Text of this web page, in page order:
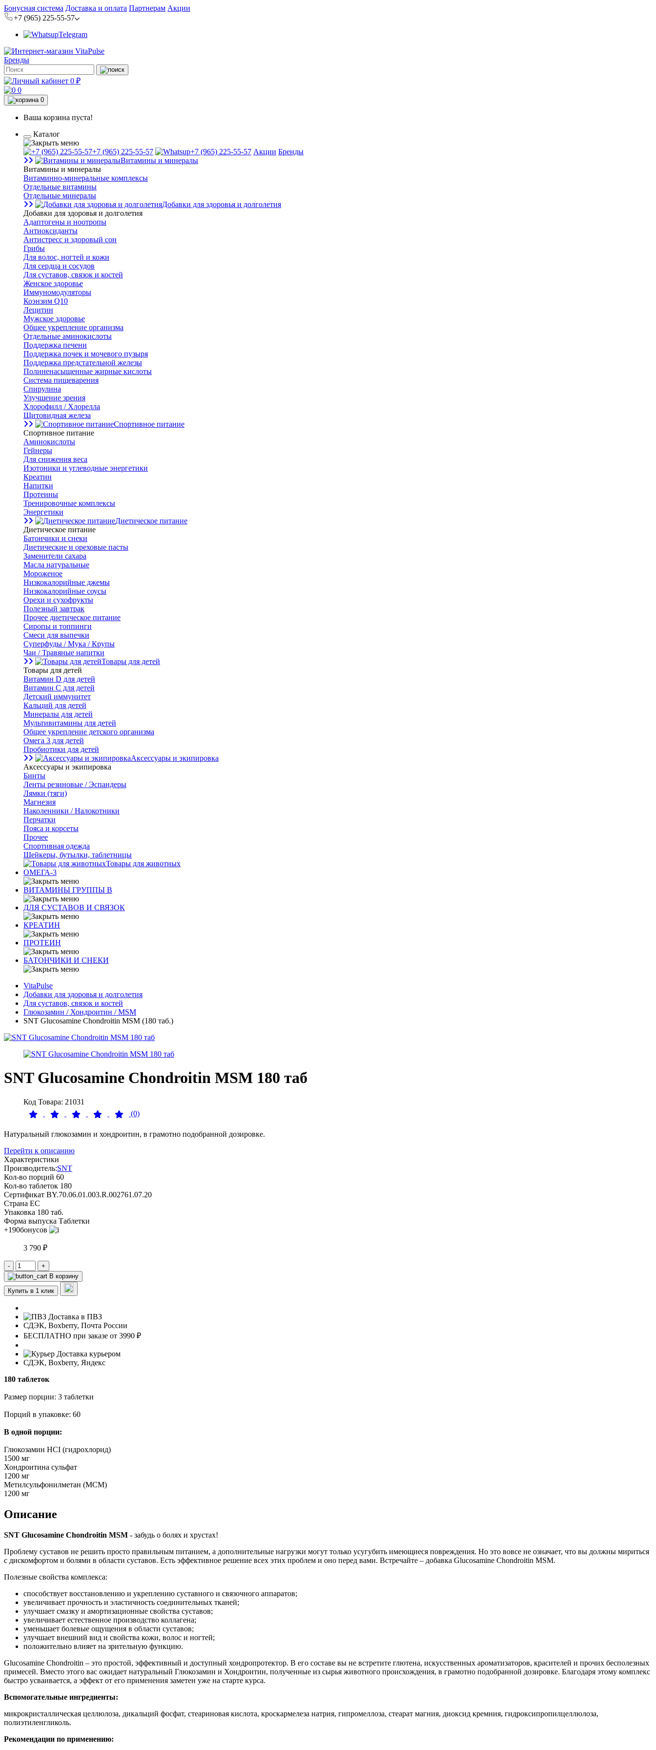
Бонусная система Доставка и оплата Партнерам Акции
+7 (965) 225-55-57
Telegram
Бренды
0 ₽
0
0
Ваша корзина пуста!
Каталог
+7 (965) 225-55-57 +7 (965) 225-55-57 Акции Бренды
Витамины и минералы
Витамины и минералы
Витаминно-минеральные комплексы
Отдельные витамины
Отдельные минералы
Добавки для здоровья и долголетия
Добавки для здоровья и долголетия
Адаптогены и ноотропы
Антиоксиданты
Антистресс и здоровый сон
Грибы
Для волос, ногтей и кожи
Для сердца и сосудов
Для суставов, связок и костей
Женское здоровье
Иммуномодуляторы
Коэнзим Q10
Лецитин
Мужское здоровье
Общее укрепление организма
Отдельные аминокислоты
Поддержка печени
Поддержка почек и мочевого пузыря
Поддержка предстательной железы
Полиненасыщенные жирные кислоты
Система пищеварения
Спирулина
Улучшение зрения
Хлорофилл / Хлорелла
Щитовидная железа
Спортивное питание
Спортивное питание
Аминокислоты
Гейнеры
Для снижения веса
Изотоники и углеводные энергетики
Креатин
Напитки
Протеины
Тренировочные комплексы
Энергетики
Диетическое питание
Диетическое питание
Батончики и снеки
Диетические и ореховые пасты
Заменители сахара
Масла натуральные
Мороженое
Низкокалорийные джемы
Низкокалорийные соусы
Орехи и сухофрукты
Полезный завтрак
Прочее диетическое питание
Сиропы и топпинги
Смеси для выпечки
Суперфуды / Мука / Крупы
Чаи / Травяные напитки
Товары для детей
Товары для детей
Витамин D для детей
Витамин С для детей
Детский иммунитет
Кальций для детей
Минералы для детей
Мультивитамины для детей
Общее укрепление детского организма
Омега 3 для детей
Пробиотики для детей
Аксессуары и экипировка
Аксессуары и экипировка
Бинты
Ленты резиновые / Эспандеры
Лямки (тяги)
Магнезия
Наколенники / Налокотники
Перчатки
Пояса и корсеты
Прочее
Спортивная одежда
Шейкеры, бутылки, таблетницы
Товары для животных
ОМЕГА-3
ВИТАМИНЫ ГРУППЫ В
ДЛЯ СУСТАВОВ И СВЯЗОК
КРЕАТИН
ПРОТЕИН
БАТОНЧИКИ И СНЕКИ
VitaPulse
Добавки для здоровья и долголетия
Для суставов, связок и костей
Глюкозамин / Хондроитин / MSM
SNT Glucosamine Chondroitin MSM (180 таб.)
SNT Glucosamine Chondroitin MSM 180 таб
Код Товара: 21031
(0)
Натуральный глюкозамин и хондроитин, в грамотно подобранной дозировке.
Перейти к описанию
Характеристики
Производитель:SNT
Кол-во порций 60
Кол-во таблеток 180
Сертификат BY.70.06.01.003.R.002761.07.20
Страна ЕС
Упаковка 180 таб.
Форма выпуска Таблетки
+190бонусов
3 790 ₽
-
+
В корзину
Купить в 1 клик
Доставка в ПВЗ
СДЭК, Boxberry, Почта России
БЕСПЛАТНО при заказе от 3990 ₽
Доставка курьером
СДЭК, Boxberry, Яндекс
180 таблеток
Размер порции: 3 таблетки
Порций в упаковке: 60
В одной порции:
Глюкозамин HCI (гидрохлорид)
1500 мг
Хондроитина сульфат
1200 мг
Метилсульфонилметан (МСМ)
1200 мг
Описание
SNT Glucosamine Chondroitin MSM - забудь о болях и хрустах!
Проблему суставов не решить просто правильным питанием, а дополнительные нагрузки могут только усугубить имеющиеся повреждения. Но это вовсе не означает, что вы должны мириться
с дискомфортом и болями в области суставов. Есть эффективное решение всех этих проблем и оно перед вами. Встречайте – добавка Glucosamine Chondroitin MSM.
Полезные свойства комплекса:
способствует восстановлению и укреплению суставного и связочного аппаратов;
увеличивает прочность и эластичность соединительных тканей;
улучшает смазку и амортизационные свойства суставов;
увеличивает естественное производство коллагена;
уменьшает болевые ощущения в области суставов;
улучшает внешний вид и свойства кожи, волос и ногтей;
положительно влияет на зрительную функцию.
Glucosamine Chondroitin – это простой, эффективный и доступный хондропротектор. В его составе вы не встретите глютена, искусственных ароматизаторов, красителей и прочих бесполезных
примесей. Вместо этого вас ожидает натуральный Глюкозамин и Хондроитин, полученные из сырья животного происхождения, в грамотно подобранной дозировке. Благодаря этому комплекс
быстро усваивается, а эффект от его применения заметен уже на старте курса.
Вспомогательные ингредиенты:
микрокристаллическая целлюлоза, дикальций фосфат, стеариновая кислота, кроскармелеза натрия, гипромеллоза, стеарат магния, диоксид кремния, гидроксипропилцеллюлоза,
полиэтиленгликоль.
Рекомендации по применению: